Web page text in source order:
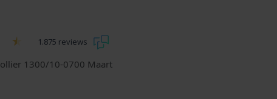
1.875 reviews
1300/10-0700 Maart